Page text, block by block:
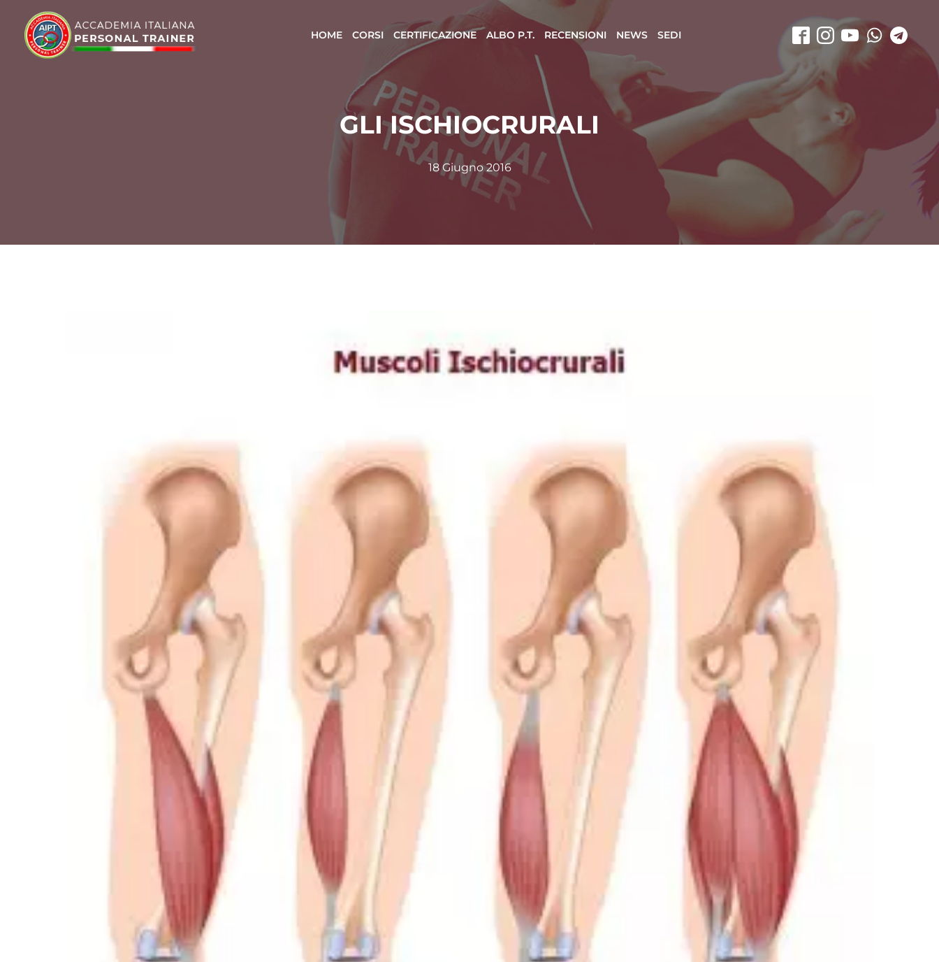
HOME CORSI CERTIFICAZIONE ALBO P.T. RECENSIONI NEWS SEDI
GLI ISCHIOCRURALI
18 Giugno 2016